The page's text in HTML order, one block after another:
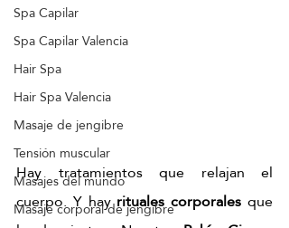
Spa Capilar
Spa Capilar Valencia
Hair Spa
Hair Spa Valencia
Masaje de jengibre
Tensión muscular
Masajes del mundo
Masaje corporal de jengibre
Hay tratamientos que relajan el
cuerpo. Y hay rituales corporales que